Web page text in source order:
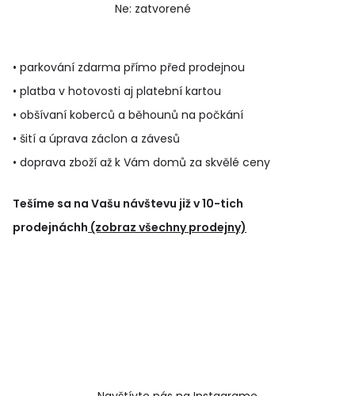
Ne: zatvorené
• parkování zdarma přímo před prodejnou
• platba v hotovosti aj platební kartou
• obšívaní koberců a běhounů na počkání
• šití a úprava záclon a závesů
• doprava zboží až k Vám domů za skvělé ceny
Tešíme sa na Vašu návštevu již v 10-tich
prodejnáchh (zobraz všechny prodejny)